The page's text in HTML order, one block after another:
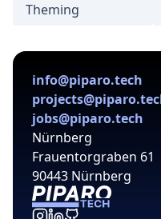
Theming
info@piparo.tech
jobs@piparo.tech
Nürnberg
Frauentorgraben 61
90443 Nürnberg